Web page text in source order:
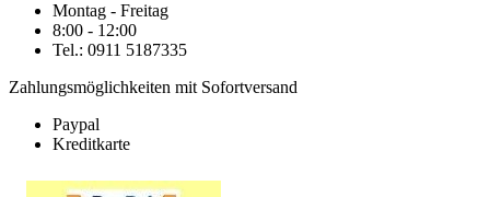
Montag - Freitag
8:00 - 12:00
Tel.: 0911 5187335
Zahlungsmöglichkeiten mit Sofortversand
Paypal
Kreditkarte